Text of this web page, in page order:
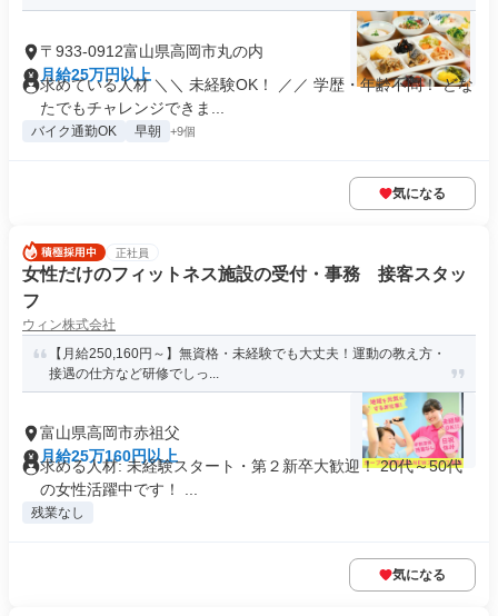
〒933-0912富山県高岡市丸の内
月給25万円以上
求めている人材 ＼＼ 未経験OK！ ／／ 学歴・年齢不問！ どな
たでもチャレンジできま...
バイク通勤OK 早朝 +9個
気になる
正社員
女性だけのフィットネス施設の受付・事務 接客スタッ
フ
ウィン株式会社
【月給250,160円～】無資格・未経験でも大丈夫！運動の教え方・
接遇の仕方など研修でしっ...
富山県高岡市赤祖父
月給25万160円以上
求める人材: 未経験スタート・第２新卒大歓迎！ 20代～50代
の女性活躍中です！ ...
残業なし
気になる